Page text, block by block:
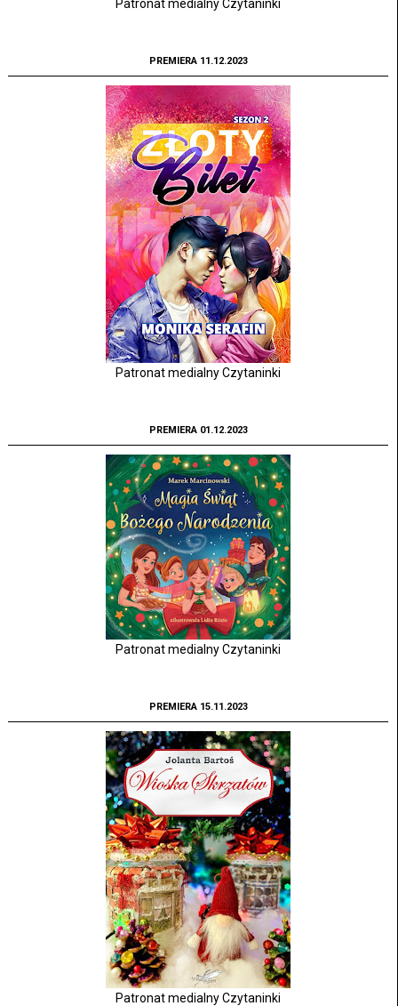
Patronat medialny Czytaninki
PREMIERA 11.12.2023
Patronat medialny Czytaninki
PREMIERA 01.12.2023
Patronat medialny Czytaninki
PREMIERA 15.11.2023
Patronat medialny Czytaninki